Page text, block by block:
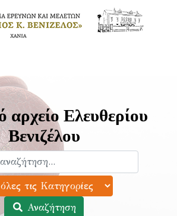
αρχείο Ελευθερίου
Βενιζέλου
Αναζήτηση